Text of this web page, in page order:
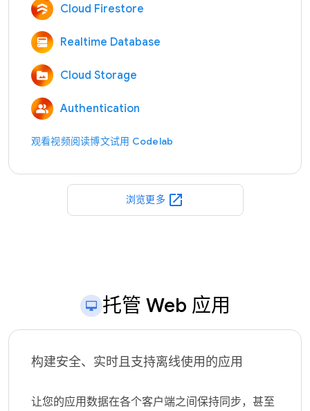
Cloud Firestore
Realtime Database
Cloud Storage
Authentication
观看视频阅读博文试用 Codelab
浏览更多 open_in_new
托管 Web 应用
构建安全、实时且支持离线使用的应用
让您的应用数据在各个客户端之间保持同步，甚至